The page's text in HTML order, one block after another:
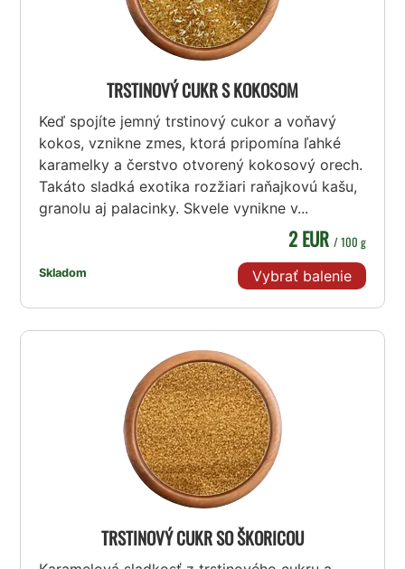
TRSTINOVÝ CUKR S KOKOSOM
Keď spojíte jemný trstinový cukor a voňavý
kokos, vznikne zmes, ktorá pripomína ľahké
karamelky a čerstvo otvorený kokosový orech.
Takáto sladká exotika rozžiari raňajkovú kašu,
granolu aj palacinky. Skvele vynikne v...
Skladom
2 EUR / 100 g
Vybrať balenie
TRSTINOVÝ CUKR SO ŠKORICOU